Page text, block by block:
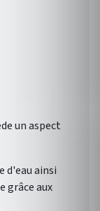
un aspect
d'eau ainsi
grâce aux